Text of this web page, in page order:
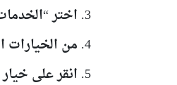
3. اختر “الخدمات العامة”.
4. من الخيارات المتاحة، اختر “تقارير أبشر”.
5. انقر على خيار “طلب تقرير بيانات المركبات”، وستظهر أمامك قائمة بالمركبات المسجلة باسمك.